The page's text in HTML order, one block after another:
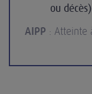
ou décès)
AIPP : Atteinte